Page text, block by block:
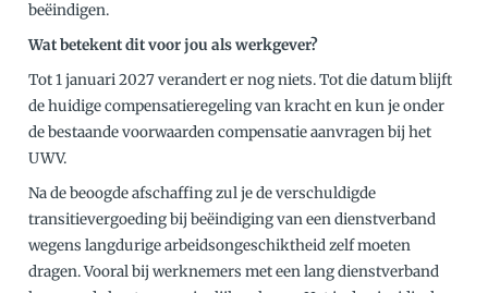
beëindigen.
Wat betekent dit voor jou als werkgever?
Tot 1 januari 2027 verandert er nog niets. Tot die datum blijft
de huidige compensatieregeling van kracht en kun je onder
de bestaande voorwaarden compensatie aanvragen bij het
UWV.
Na de beoogde afschaffing zul je de verschuldigde
transitievergoeding bij beëindiging van een dienstverband
wegens langdurige arbeidsongeschiktheid zelf moeten
dragen. Vooral bij werknemers met een lang dienstverband